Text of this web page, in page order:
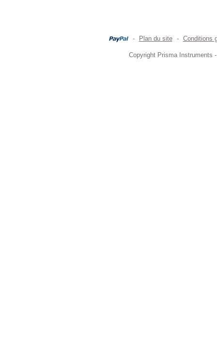
- Plan du site - Conditions
Copyright Prisma Instruments